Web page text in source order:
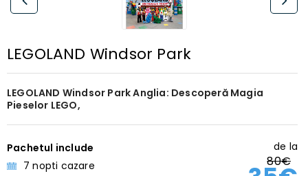
LEGOLAND Windsor Park
LEGOLAND Windsor Park Anglia: Descoperă Magia
Pieselor LEGO,
Pachetul include
7 nopti cazare
de la
80€